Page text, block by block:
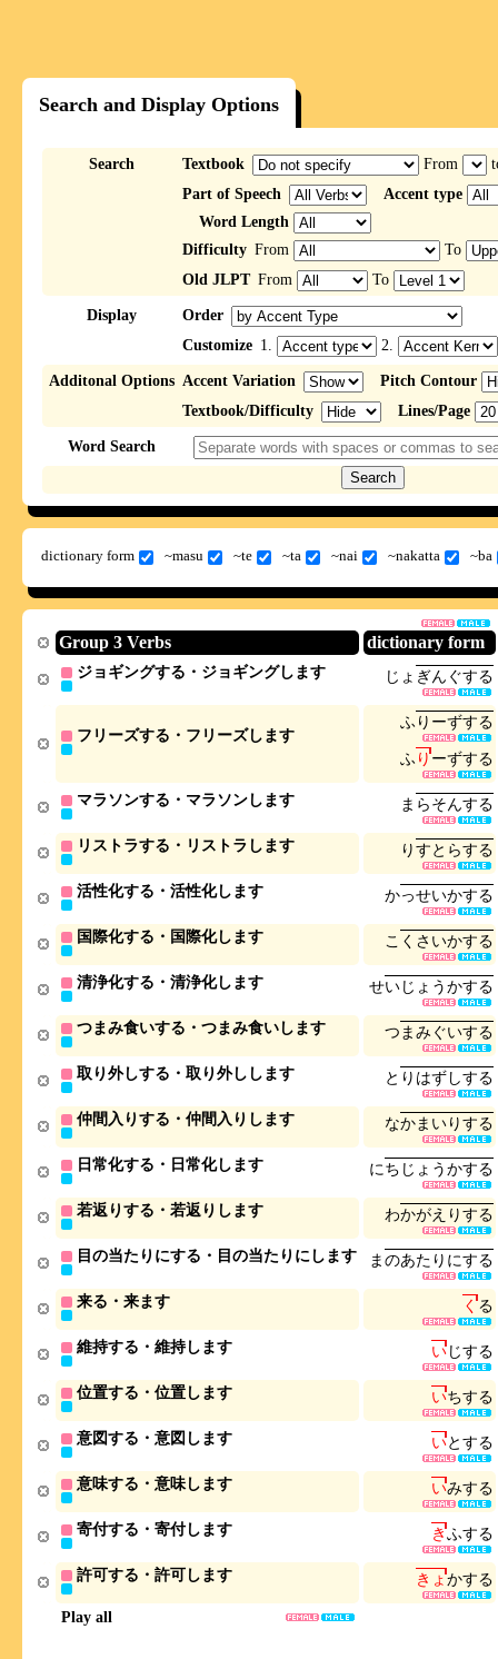
Search and Display Options
Search Textbook From
Part of Speech
Accent type
Word Length
Difficulty From
To
Old JLPT From To
Display
Order
Customize 1. 2.
Additonal Options Accent Variation
Pitch Contour
Textbook/Difficulty
Lines/Page
Word Search
dictionary form ~masu ~te ~ta ~nai ~nakatta ~ba
Group 3 Verbs dictionary form
Play all
ジョギングする・ジョギングします じ ょ ぎん ぐする
フリーズする・フリーズします
ふ り ーずする
ふ りーずする
マラソンする・マラソンします ま らそんする
リストラする・リストラします りすと らする
活性化する・活性化します かっせいかする
国際化する・国際化します こ く さ いかする
清浄化する・清浄化します せいじ ょ うかする
つまみ食いする・つまみ食いします つ まみぐいする
取り外しする・取り外しします と り はずしする
仲間入りする・仲間入りします なかま いりする
日常化する・日常化します にち じ ょ うかする
若返りする・若返りします わかがえ りする
目の当たりにする・目の当たりにします まのあた り にする
来る・来ます くる
維持する・維持します いじする
位置する・位置します いちする
意図する・意図します いとする
意味する・意味します いみする
寄付する・寄付します きふする
許可する・許可します き ょかする